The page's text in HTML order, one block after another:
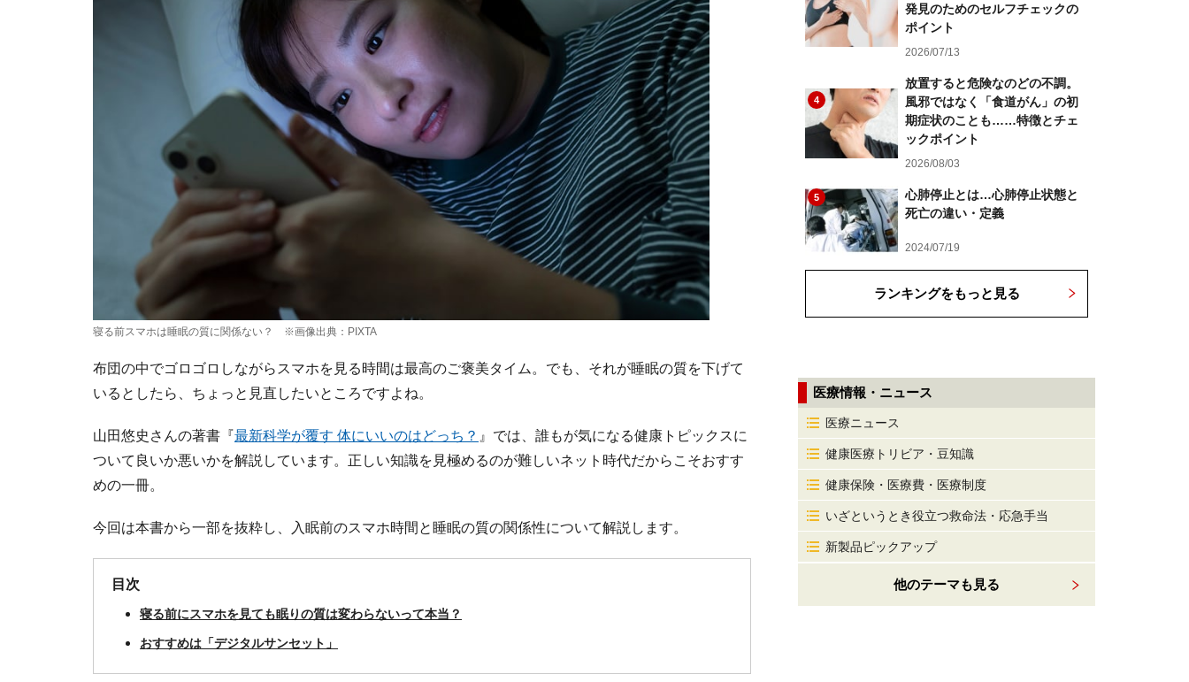
寝る前スマホは睡眠の質に関係ない？ ※画像出典：PIXTA
布団の中でゴロゴロしながらスマホを見る時間は最高のご褒美タイム。でも、それが睡眠の質を下げて
いるとしたら、ちょっと見直したいところですよね。
山田悠史さんの著書『最新科学が覆す 体にいいのはどっち？ 』では、誰もが気になる健康トピックスに
ついて良いか悪いかを解説しています。正しい知識を見極めるのが難しいネット時代だからこそおすす
めの一冊。
今回は本書から一部を抜粋し、入眠前のスマホ時間と睡眠の質の関係性について解説します。
目次
寝る前にスマホを見ても眠りの質は変わらないって本当？
おすすめは「デジタルサンセット」
発見のためのセルフチェックの
ポイント
2026/07/13
4
放置すると危険なのどの不調。
風邪ではなく「食道がん」の初
期症状のことも……特徴とチェ
ックポイント
2026/08/03
5
心肺停止とは…心肺停止状態と
死亡の違い・定義
2024/07/19
ランキングをもっと見る
医療情報・ニュース
医療ニュース
健康医療トリビア・豆知識
健康保険・医療費・医療制度
いざというとき役立つ救命法・応急手当
新製品ピックアップ
他のテーマも見る